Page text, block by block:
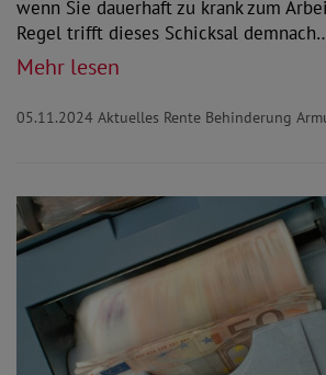
wenn Sie dauerhaft zu krank zum
Regel trifft dieses Schicksal
Mehr lesen
05.11.2024 Aktuelles Rente Behinderung